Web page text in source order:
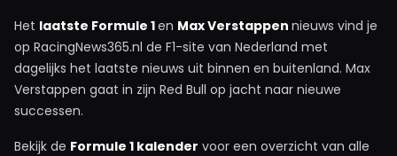
Het laatste Formule 1en Max Verstappen nieuws vind je
op RacingNews365.nl de F1-site van Nederland met
dagelijks het laatste nieuws uit binnen en buitenland. Max
Verstappen gaat in zijn Red Bull op jacht naar nieuwe
successen.
Bekijk de Formule 1 kalender voor een overzicht van alle